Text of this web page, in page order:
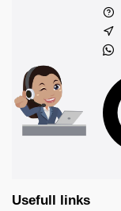
Usefull links